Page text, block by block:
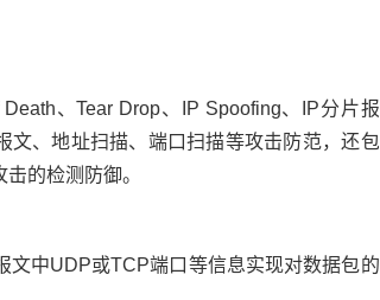
、Tear Drop、IP Spoofing、IP分片报
、地址扫描、端口扫描等攻击防范，还包
的检测防御。
文中UDP或TCP端口等信息实现对数据包的